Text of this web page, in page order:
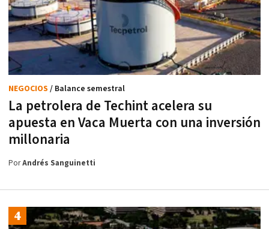
La petrolera de Techint acelera su
apuesta en Vaca Muerta con una inversión
millonaria
NEGOCIOS / Balance semestral
PorAndrés Sanguinetti